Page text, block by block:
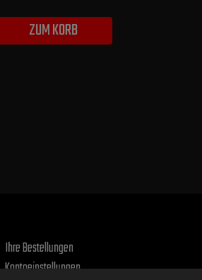
ZUM KORB
Ihre Bestellungen
Kontoeinstellungen